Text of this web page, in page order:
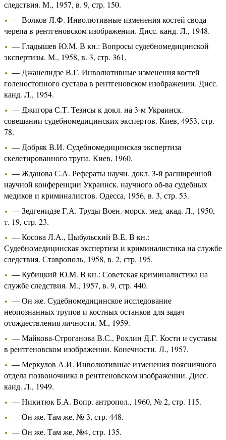
следствия. М., 1957, в. 9, стр. 150.
— Волков Л.Ф. Инволютивные изменения костей свода
черепа в рентгеновском изображении. Дисс. канд. Л., 1948.
— Гладышев Ю.М. В кн.: Вопросы судебномедицинской
экспертизы. М., 1958, в. 3, стр. 361.
— Джанелидзе В.Г. Инволютивные изменения костей
голеностопного сустава в рентгеновском изображении. Дисс.
канд. Л., 1954.
— Джигора С.Т. Тезисы к докл. на 3-м Украинск.
совещании судебномедицинских экспертов. Киев, 4953, стр.
78.
— Добряк В.И. Судебномедицинская экспертиза
скелетированного трупа. Киев, 1960.
— Жданова С.А. Рефераты научн. докл. 3-й расширенной
научной конференции Украинск. научного об-ва судебных
медиков и криминалистов. Одесса, 1956, в. 3, стр. 53.
— Зедгенидзе Г.А. Труды Воен.-морск. мед. акад. Л., 1950,
т. 19, стр. 23.
— Косова Л.А., Цыбульский В.Е. В кн.:
Судебномедицинская экспертиза и криминалистика на службе
следствия. Ставрополь, 1958, в. 2, стр. 195.
— Кубицкий Ю.М. В кн.: Советская криминалистика на
службе следствия. М., 1957, в. 9, стр. 440.
— Он же. Судебномедицинское исследование
неопознанных трупов и костных останков для задач
отождествления личности. М., 1959.
— Майкова-Строганова В.С., Рохлин Д.Г. Кости и суставы
в рентгеновском изображении. Конечности. Л., 1957.
— Меркулов А.И. Инволютивные изменения поясничного
отдела позвоночника в рентгеновском изображении. Дисс.
канд. Л., 1949.
— Никитюк Б.А. Вопр. антропол., 1960, № 2, стр. 115.
— Он же. Там же, № 3, стр. 448.
— Он же. Там же, №4, стр. 135.